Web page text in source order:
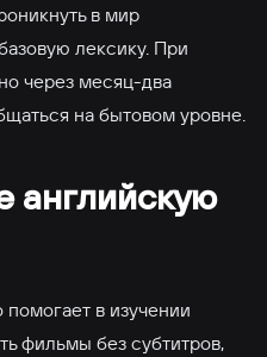
в мир
лексику. При
через месяц-два
на бытовом уровне.
английскую
в изучении
фильмы без субтитров,